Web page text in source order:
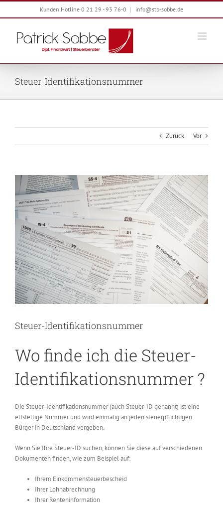
Kunden Hotline 0 21 29 - 93 76-0 | info@stb-sobbe.de
Steuer-Identifikationsnummer
Zurück Vor
Zeige
grösseres
Bild
Steuer-Identifikationsnummer
Wo finde ich die Steuer-
Identifikationsnummer ?
Die Steuer-Identifikationsnummer (auch Steuer-ID genannt) ist eine
elfstellige Nummer und wird einmalig an jeden steuerpflichtigen
Bürger in Deutschland vergeben.
Wenn Sie Ihre Steuer-ID suchen, können Sie diese auf verschiedenen
Dokumenten finden, wie zum Beispiel auf:
Ihrem Einkommensteuerbescheid
Ihrer Lohnabrechnung
Ihrer Renteninformation